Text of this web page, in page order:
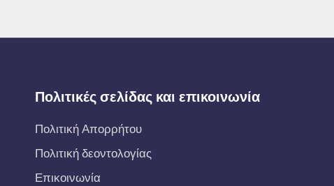
Πολιτικές σελίδας και επικοινωνία
Πολιτική Απορρήτου
Πολιτική δεοντολογίας
Επικοινωνία